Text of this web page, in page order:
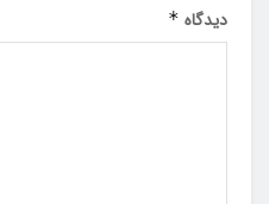
دیدگاه *